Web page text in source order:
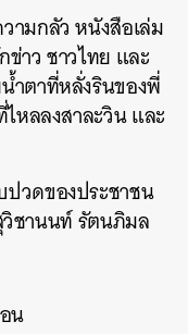
ามกลัว หนังสือเล่ม
าว ชาวไทย และ
ำตาที่หลั่งรินของพี่
หลลงสาละวิน และ
ปวดของประชาชน
วิชานนท์ รัตนภิมล
น